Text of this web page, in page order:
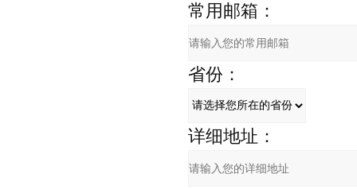
常用邮箱：
省份：
详细地址：